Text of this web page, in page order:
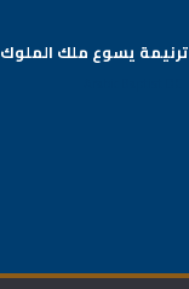
ترنيمة يسوع ملك الملوك